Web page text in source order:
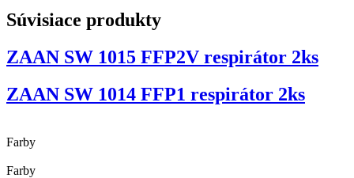
Súvisiace produkty
ZAAN SW 1015 FFP2V respirátor 2ks
ZAAN SW 1014 FFP1 respirátor 2ks
Farby
Farby